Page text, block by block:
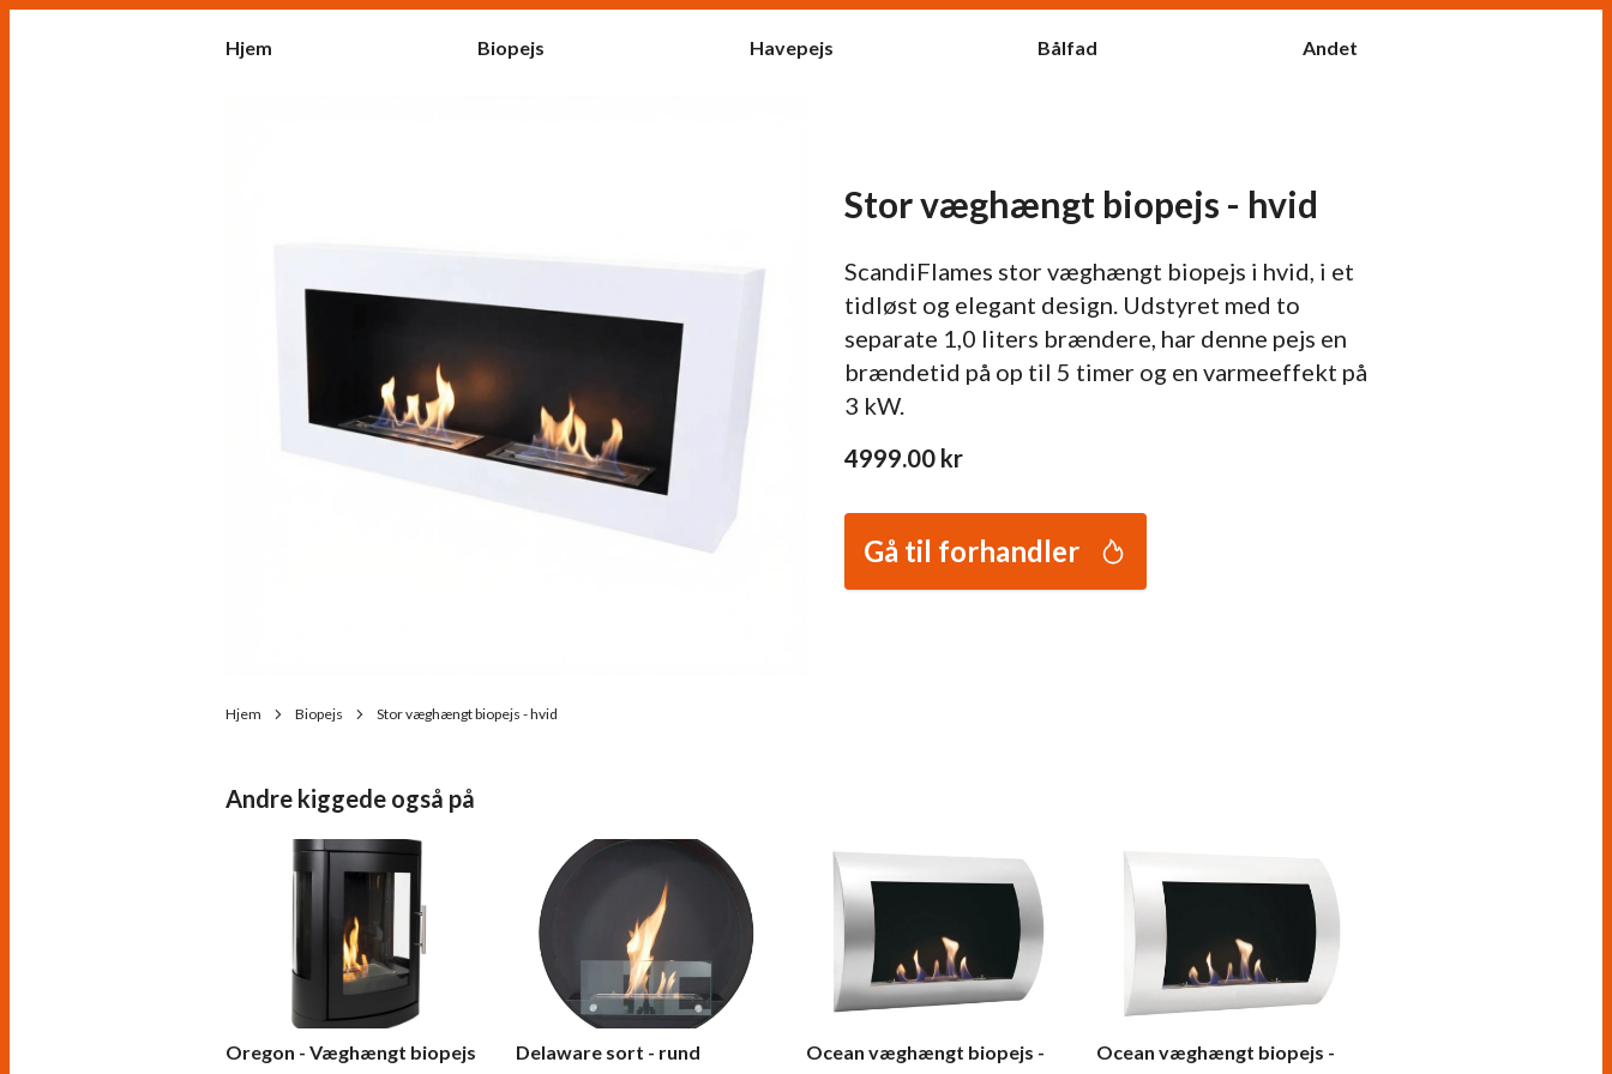
Hjem Biopejs Havepejs Bålfad Andet
Stor væghængt biopejs - hvid
ScandiFlames stor væghængt biopejs i hvid, i et
tidløst og elegant design. Udstyret med to
separate 1,0 liters brændere, har denne pejs en
brændetid på op til 5 timer og en varmeeffekt på
3 kW.
4999.00 kr
Gå til forhandler
Hjem Biopejs Stor væghængt biopejs - hvid
Andre kiggede også på
Oregon - Væghængt biopejs
Delaware sort - rund
Ocean væghængt biopejs -
Ocean væghængt biopejs -